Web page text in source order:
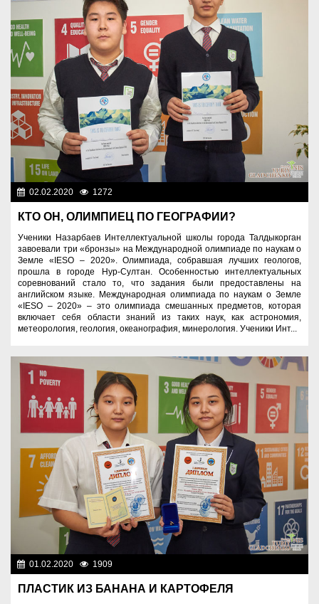
02.02.2020 1272
КТО ОН, ОЛИМПИЕЦ ПО ГЕОГРАФИИ?
Ученики Назарбаев Интеллектуальной школы города Талдыкорган
завоевали три «бронзы» на Международной олимпиаде по наукам о
Земле «IESO – 2020». Олимпиада, собравшая лучших геологов,
прошла в городе Нур-Султан. Особенностью интеллектуальных
соревнований стало то, что задания были предоставлены на
английском языке. Международная олимпиада по наукам о Земле
«IESO – 2020» – это олимпиада смешанных предметов, которая
включает себя области знаний из таких наук, как астрономия,
метеорология, геология, океанография, минерология. Ученики Инт...
01.02.2020 1909
ПЛАСТИК ИЗ БАНАНА И КАРТОФЕЛЯ